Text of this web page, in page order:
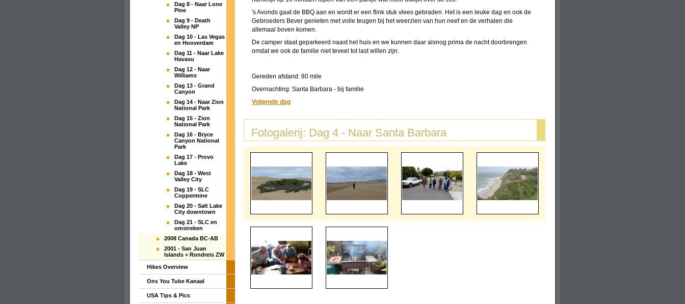
's Avonds gaat de BBQ aan en wordt er een flink stuk vlees gebraden. Het is een leuke dag en ook de
Gebroeders Bever genieten met volle teugen bij het weerzien van hun neef en de verhalen die
allemaal boven komen.
De camper staat geparkeerd naast het huis en we kunnen daar alsnog prima de nacht doorbrengen
omdat we ook de familie niet teveel tot last willen zijn.
Gereden afstand: 80 mile
Overnachting: Santa Barbara - bij familie
Volgende dag
Fotogalerij: Dag 4 - Naar Santa Barbara
Dag 8 - Naar Lone
Pine
Dag 9 - Death
Valley NP
Dag 10 - Las Vegas
en Hooverdam
Dag 11 - Naar Lake
Havasu
Dag 12 - Naar
Williams
Dag 13 - Grand
Canyon
Dag 14 - Naar Zion
National Park
Dag 15 - Zion
National Park
Dag 16 - Bryce
Canyon National
Park
Dag 17 - Provo
Lake
Dag 18 - West
Valley City
Dag 19 - SLC
Coppermine
Dag 20 - Salt Lake
City downtown
Dag 21 - SLC en
omstreken
2008 Canada BC-AB
2001 - San Juan
Islands + Rondreis ZW
Hikes Overview
Ons You Tube Kanaal
USA Tips & Pics